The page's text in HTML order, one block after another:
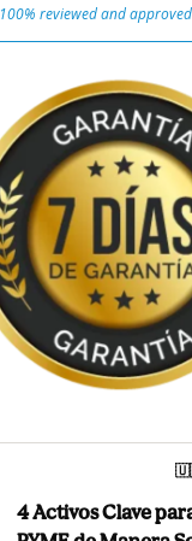
100% reviewed and approved
4 Activos Clave